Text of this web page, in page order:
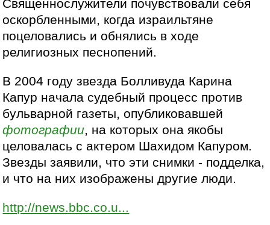
Священнослужители почувствовали себя
оскорбленными, когда израильтяне
поцеловались и обнялись в ходе
религиозных песнопений.
В 2004 году звезда Болливуда Карина
Капур начала судебный процесс против
бульварной газеты, опубликовавшей
фотографии, на которых она якобы
целовалась с актером Шахидом Капуром.
Звезды заявили, что эти снимки - подделка,
и что на них изображены другие люди.
http://news.bbc.co.u...